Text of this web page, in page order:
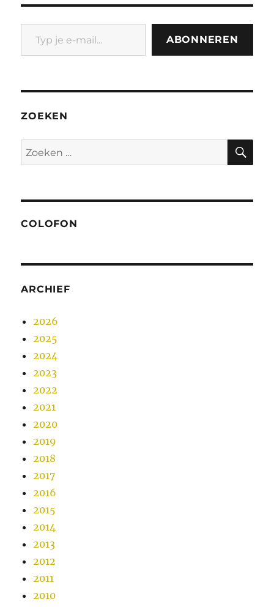
Typ je e-mail...
ABONNEREN
ZOEKEN
Zoeken
naar:
COLOFON
ARCHIEF
2026
2025
2024
2023
2022
2021
2020
2019
2018
2017
2016
2015
2014
2013
2012
2011
2010